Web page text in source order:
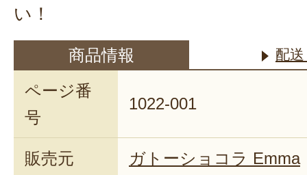
い！
商品情報 配
ページ番
号
1022-001
販売元 ガトーショコラ Emma